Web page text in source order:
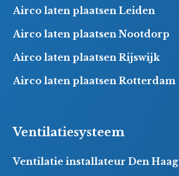
Airco laten plaatsen Leiden
Airco laten plaatsen Nootdorp
Airco laten plaatsen Rijswijk
Airco laten plaatsen Rotterdam
Ventilatiesysteem
Ventilatie installateur Den Haag